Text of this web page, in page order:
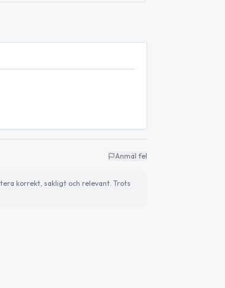
Anmäl fel
korrekt, sakligt och relevant. Trots